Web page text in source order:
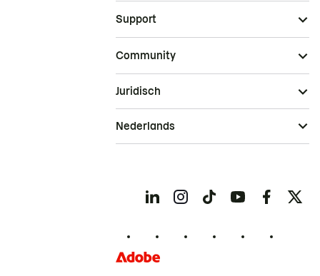
Support
Community
Juridisch
Nederlands